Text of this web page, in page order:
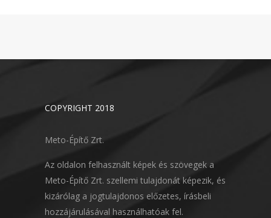
COPYRIGHT 2018
Meto-Építő Zrt.
Az oldalon felhasznált képek és szövegek a
Meto-Építő Zrt. szellemi tulajdonát képezik, és
kizárólag a jogtulajdonos előzetes, írásbeli
hozzájárulásával használhatóak fel.